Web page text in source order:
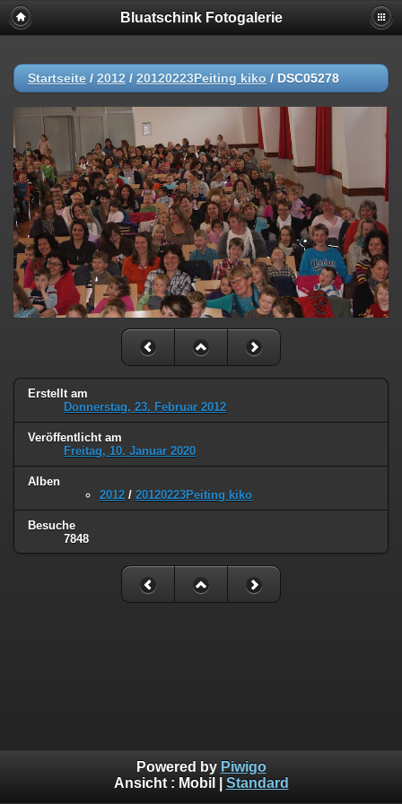
Bluatschink Fotogalerie
Startseite / 2012 / 20120223Peiting kiko / DSC05278
Erstellt am
Donnerstag, 23. Februar 2012
Veröffentlicht am
Freitag, 10. Januar 2020
Alben
2012 / 20120223Peiting kiko
Besuche
7848
Powered by Piwigo
Ansicht : Mobil Standard